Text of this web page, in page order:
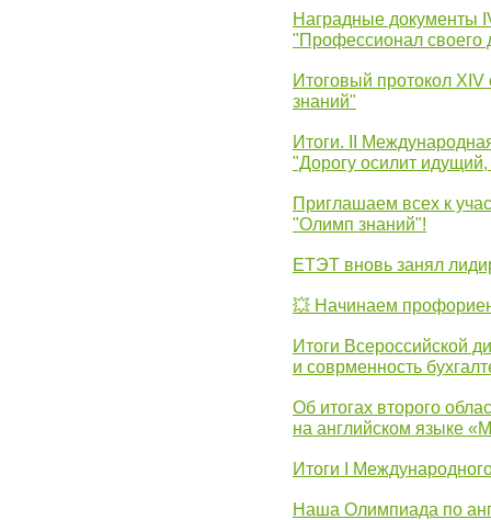
Наградные документы
"Профессионал своего
Итоговый протокол
знаний"
Итоги. II
"Дорогу осилит
Приглашаем всех к
"Олимп знаний"!
ЕТЭТ вновь занял
💥 Начинаем
Итоги Всероссийской
и соврменность
Об итогах второго
на английском языке
Итоги I
Наша Олимпиада по